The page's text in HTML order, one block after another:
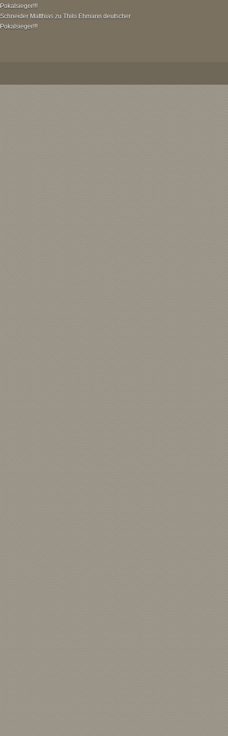
Pokalsieger!!!
Schneider Matthias zu Thilo Ehmann deutscher
Pokalsieger!!!